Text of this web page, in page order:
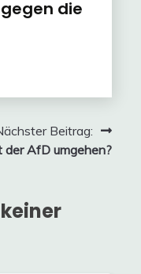
die
Beitrag:
der AfD umgehen?